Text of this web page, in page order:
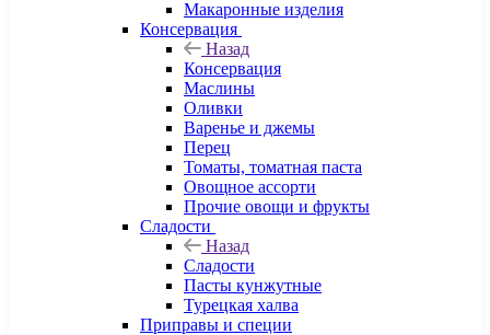
Макаронные изделия
Консервация
Назад
Консервация
Маслины
Оливки
Варенье и джемы
Перец
Томаты, томатная паста
Овощное ассорти
Прочие овощи и фрукты
Сладости
Назад
Сладости
Пасты кунжутные
Турецкая халва
Приправы и специи